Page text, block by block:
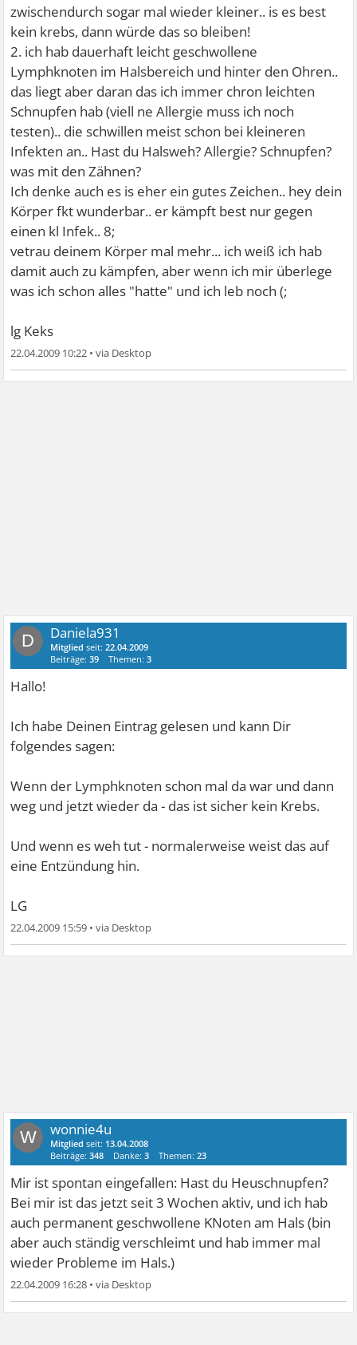
zwischendurch sogar mal wieder kleiner.. is es best
kein krebs, dann würde das so bleiben!
2. ich hab dauerhaft leicht geschwollene
Lymphknoten im Halsbereich und hinter den Ohren..
das liegt aber daran das ich immer chron leichten
Schnupfen hab (viell ne Allergie muss ich noch
testen).. die schwillen meist schon bei kleineren
Infekten an.. Hast du Halsweh? Allergie? Schnupfen?
was mit den Zähnen?
Ich denke auch es is eher ein gutes Zeichen.. hey dein
Körper fkt wunderbar.. er kämpft best nur gegen
einen kl Infek.. 8;
vetrau deinem Körper mal mehr... ich weiß ich hab
damit auch zu kämpfen, aber wenn ich mir überlege
was ich schon alles "hatte" und ich leb noch (;
lg Keks
22.04.2009 10:22 •
D Daniela931
Mitglied seit:22.04.2009
Beiträge:39 Themen:3
Hallo!
Ich habe Deinen Eintrag gelesen und kann Dir
folgendes sagen:
Wenn der Lymphknoten schon mal da war und dann
weg und jetzt wieder da - das ist sicher kein Krebs.
Und wenn es weh tut - normalerweise weist das auf
eine Entzündung hin.
LG
22.04.2009 15:59 •
W wonnie4u
Mitglied seit: 13.04.2008
Beiträge:348 Danke:3 Themen:23
Mir ist spontan eingefallen: Hast du Heuschnupfen?
Bei mir ist das jetzt seit 3 Wochen aktiv, und ich hab
auch permanent geschwollene KNoten am Hals (bin
aber auch ständig verschleimt und hab immer mal
wieder Probleme im Hals.)
22.04.2009 16:28 •